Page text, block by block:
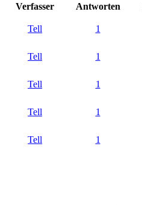
Verfasser Antworten
Tell 1
Tell 1
Tell 1
Tell 1
Tell 1